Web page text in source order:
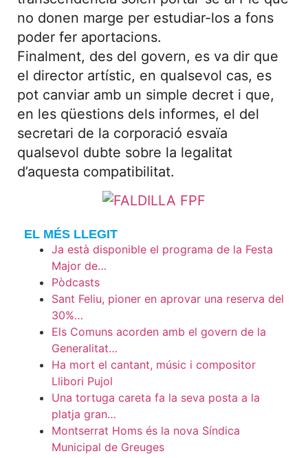
no donen marge per estudiar-los a fons
poder fer aportacions.
Finalment, des del govern, es va dir que
el director artístic, en qualsevol cas, es
pot canviar amb un simple decret i que,
en les qüestions dels informes, el del
secretari de la corporació esvaïa
qualsevol dubte sobre la legalitat
d’aquesta compatibilitat.
EL MÉS LLEGIT
Ja està disponible el programa de la Festa
Major de…
Pòdcasts
Sant Feliu, pioner en aprovar una reserva del
30%…
Els Comuns acorden amb el govern de la
Generalitat…
Ha mort el cantant, músic i compositor
Llibori Pujol
Una tortuga careta fa la seva posta a la
platja gran…
Montserrat Homs és la nova Síndica
Municipal de Greuges